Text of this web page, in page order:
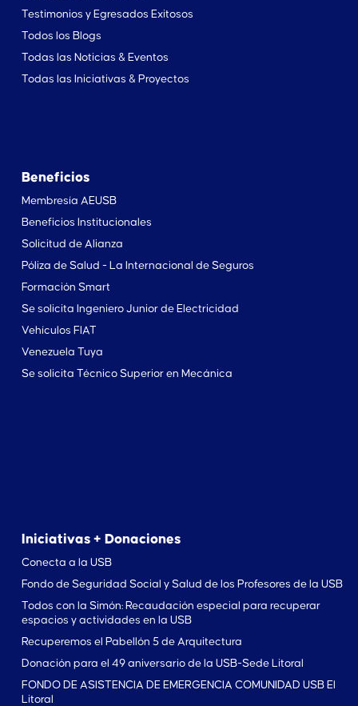
Testimonios y Egresados Exitosos
Todos los Blogs
Todas las Noticias & Eventos
Todas las Iniciativas & Proyectos
Beneficios
Membresía AEUSB
Beneficios Institucionales
Solicitud de Alianza
Póliza de Salud - La Internacional de Seguros
Formación Smart
Se solicita Ingeniero Junior de Electricidad
Vehículos FIAT
Venezuela Tuya
Se solicita Técnico Superior en Mecánica
Iniciativas + Donaciones
Conecta a la USB
Fondo de Seguridad Social y Salud de los Profesores de la USB
Todos con la Simón: Recaudación especial para recuperar
espacios y actividades en la USB
Recuperemos el Pabellón 5 de Arquitectura
Donación para el 49 aniversario de la USB-Sede Litoral
FONDO DE ASISTENCIA DE EMERGENCIA COMUNIDAD USB El
Litoral